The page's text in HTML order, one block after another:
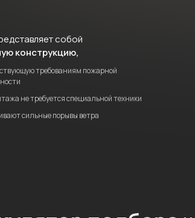
собой
конструкцию,
требованиям пожарной
не требуется специальной техники
сильные порывы ветра